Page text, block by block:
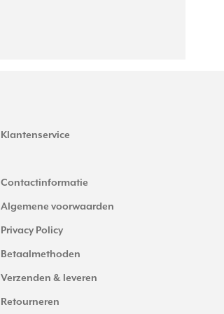
Klantenservice
Contactinformatie
Algemene voorwaarden
Privacy Policy
Betaalmethoden
Verzenden & leveren
Retourneren